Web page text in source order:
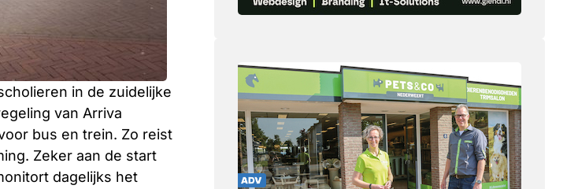
in de zuidelijke
van Arriva
bus en trein. Zo reist
Zeker aan de start
dagelijks het